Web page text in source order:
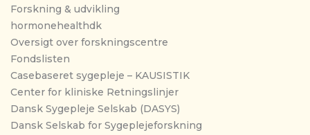
Forskning & udvikling
hormonehealthdk
Oversigt over forskningscentre
Fondslisten
Casebaseret sygepleje – KAUSISTIK
Center for kliniske Retningslinjer
Dansk Sygepleje Selskab (DASYS)
Dansk Selskab for Sygeplejeforskning